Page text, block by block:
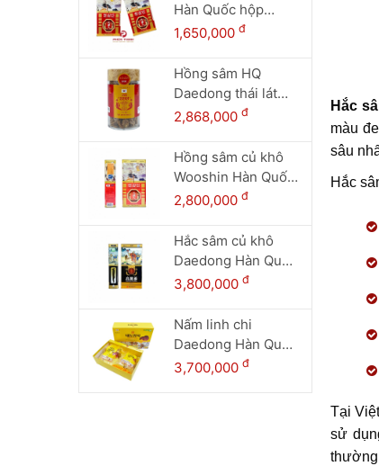
Hắc
màu
sâu
Hắc
Tại
sử
thường
Hàn Quốc hộp
thiếc 150g - 8 củ
1,650,000 đ
Hồng sâm HQ
Daedong thái lát
(200g dạng lọ)
2,868,000 đ
Hồng sâm củ khô
Wooshin Hàn Quốc
hộp thiếc 300g - 15
2,800,000 đ
Hắc sâm củ khô
Daedong Hàn Quốc
hộp thiếc 150g (6-
3,800,000 đ
Nấm linh chi
Daedong Hàn Quốc
hộp 1 kg
3,700,000 đ